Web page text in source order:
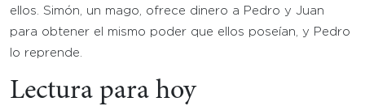
ellos. Simón, un mago, ofrece dinero a Pedro y Juan
para obtener el mismo poder que ellos poseían, y Pedro
lo reprende.
Lectura para hoy